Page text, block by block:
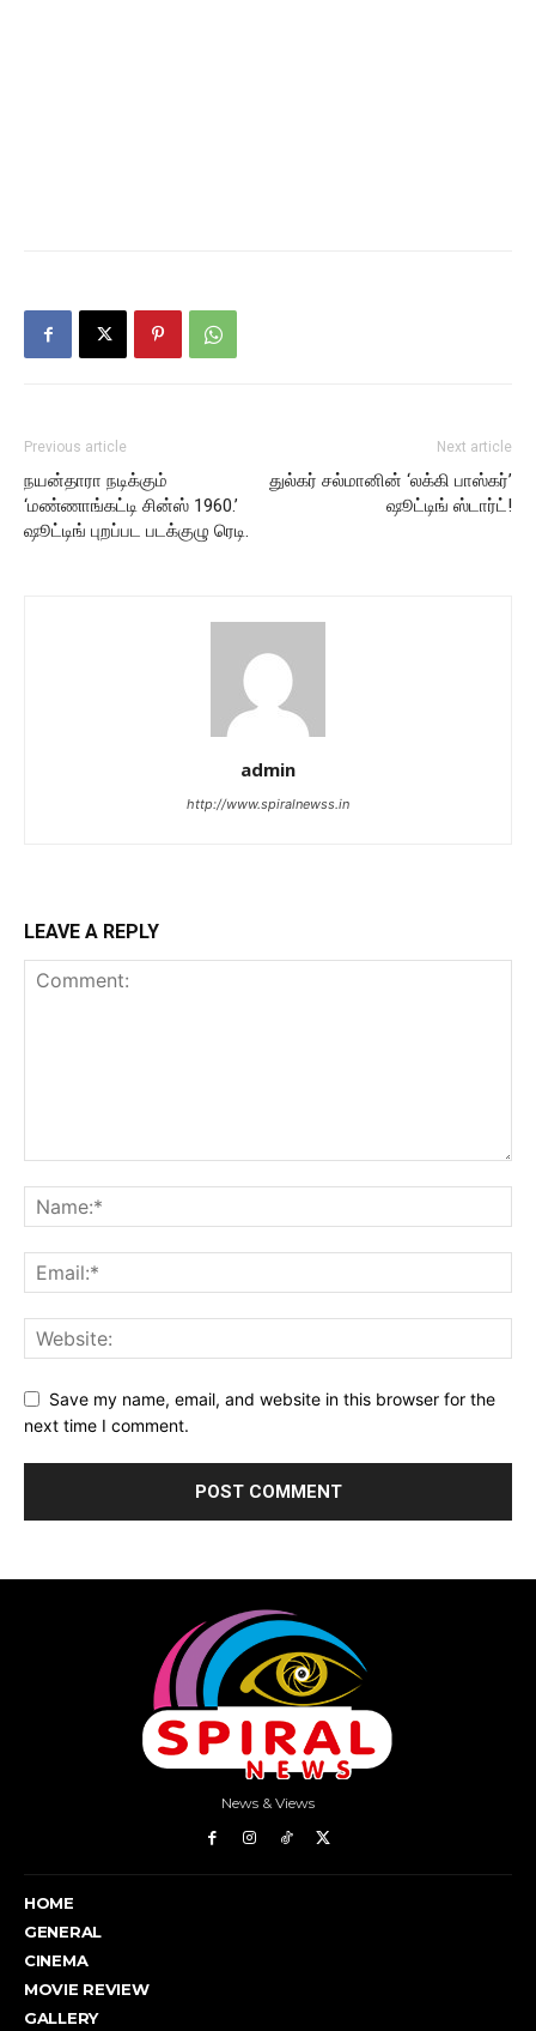
Previous article
நயன்தாரா நடிக்கும்
‘மண்ணாங்கட்டி சின்ஸ் 1960.’
ஷூட்டிங் புறப்பட படக்குழு ரெடி.
Next article
துல்கர் சல்மானின் ‘லக்கி பாஸ்கர்’
ஷூட்டிங் ஸ்டார்ட்!
admin
http://www.spiralnewss.in
LEAVE A REPLY
Save my name, email, and website in this browser for the
next time I comment.
News & Views
HOME
GENERAL
CINEMA
MOVIE REVIEW
GALLERY